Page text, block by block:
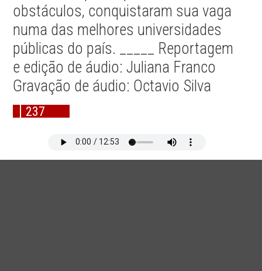
obstáculos, conquistaram sua vaga
numa das melhores universidades
públicas do país. _____ Reportagem
e edição de áudio: Juliana Franco
Gravação de áudio: Octavio Silva
237